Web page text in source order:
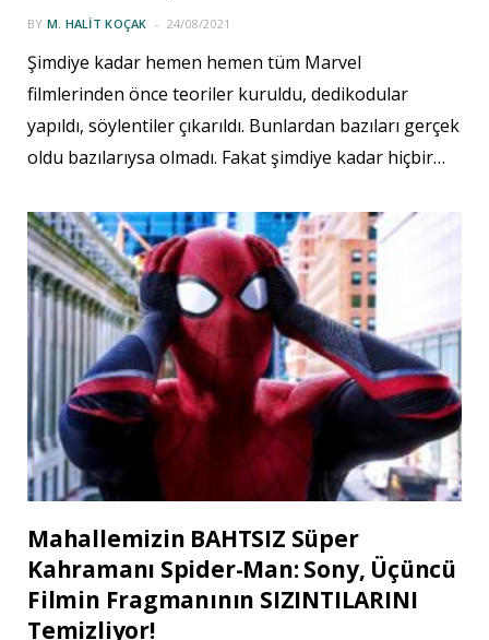
BY M. HALIT KOÇAK 24/08/2021
Şimdiye kadar hemen hemen tüm Marvel
filmlerinden önce teoriler kuruldu, dedikodular
yapıldı, söylentiler çıkarıldı. Bunlardan bazıları gerçek
oldu bazılarıysa olmadı. Fakat şimdiye kadar hiçbir…
Mahallemizin BAHTSIZ Süper
Kahramanı Spider-Man: Sony, Üçüncü
Filmin Fragmanının SIZINTILARINI
Temizliyor!